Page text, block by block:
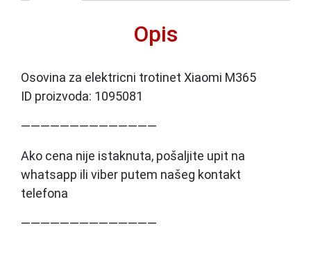
Opis
Osovina za elektricni trotinet Xiaomi M365
ID proizvoda: 1095081
——————————————
Ako cena nije istaknuta, pošaljite upit na
whatsapp ili viber putem našeg kontakt
telefona
——————————————